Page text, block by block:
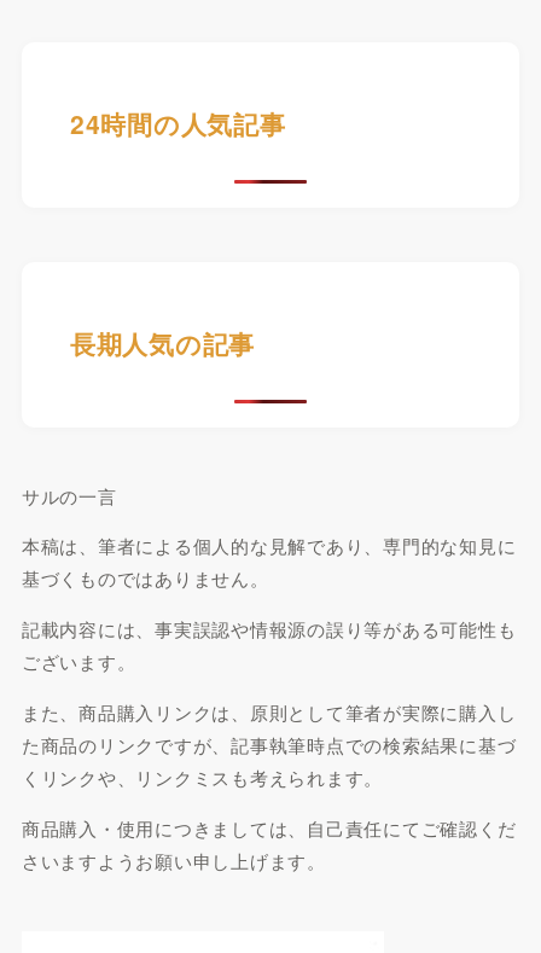
24時間の人気記事
長期人気の記事
サルの一言
本稿は、筆者による個人的な見解であり、専門的な知見に
基づくものではありません。
記載内容には、事実誤認や情報源の誤り等がある可能性も
ございます。
また、商品購入リンクは、原則として筆者が実際に購入し
た商品のリンクですが、記事執筆時点での検索結果に基づ
くリンクや、リンクミスも考えられます。
商品購入・使用につきましては、自己責任にてご確認くだ
さいますようお願い申し上げます。